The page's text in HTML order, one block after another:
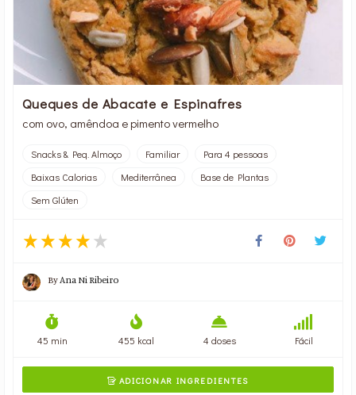
Queques de Abacate e Espinafres
com ovo, amêndoa e pimento vermelho
Snacks & Peq. Almoço Familiar
Para 4 pessoas
Baixas Calorias
Mediterrânea
Base de Plantas
Sem Glúten
ByAna Ni Ribeiro
45 min 455 kcal 4 doses Fácil
ADICIONAR INGREDIENTES